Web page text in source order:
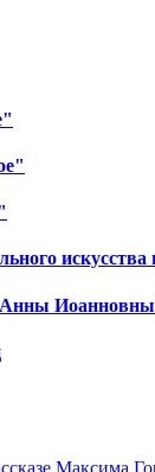
Анны
Максима